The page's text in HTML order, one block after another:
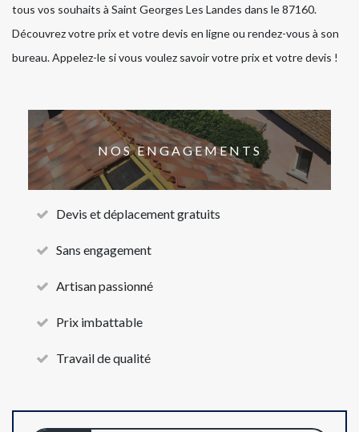
tous vos souhaits à Saint Georges Les Landes dans le 87160.
Découvrez votre prix et votre devis en ligne ou rendez-vous à son
bureau. Appelez-le si vous voulez savoir votre prix et votre devis !
NOS ENGAGEMENTS
Devis et déplacement gratuits
Sans engagement
Artisan passionné
Prix imbattable
Travail de qualité